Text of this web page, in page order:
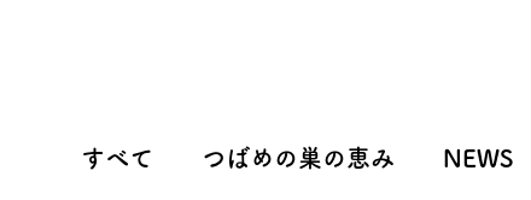
すべて つばめの巣の恵み NEWS